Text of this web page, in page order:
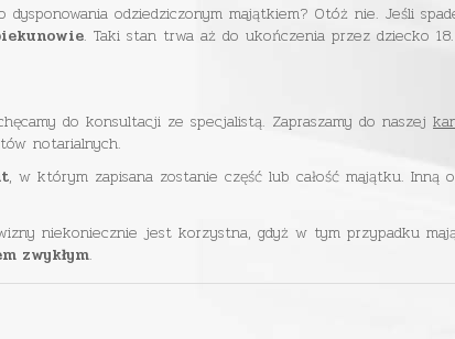
odziedziczonym majątkiem? Otóż nie. Jeśli
. Taki stan trwa aż do ukończenia przez dziecko
do konsultacji ze specjalistą. Zapraszamy do naszej
notarialnych.
, w którym zapisana zostanie część lub całość majątku. Inną
niekoniecznie jest korzystna, gdyż w tym przypadku
zwykłym.